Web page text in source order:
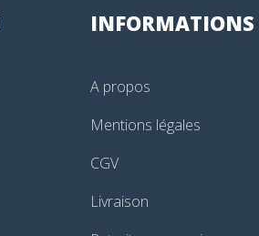
INFORMATIONS
A propos
Mentions légales
CGV
Livraison